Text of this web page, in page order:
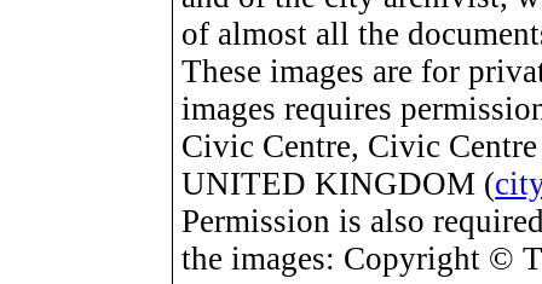
of almost all the
These images are for
images requires
Civic Centre, Civic
UNITED KINGDOM (
Permission is also
the images: Copyright ©